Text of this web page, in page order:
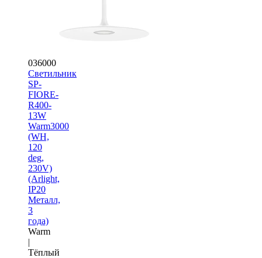
036000
Светильник
SP-
FIORE-
R400-
13W
Warm3000
(WH,
120
deg,
230V)
(Arlight,
IP20
Металл,
3
года)
Warm
|
Тёплый